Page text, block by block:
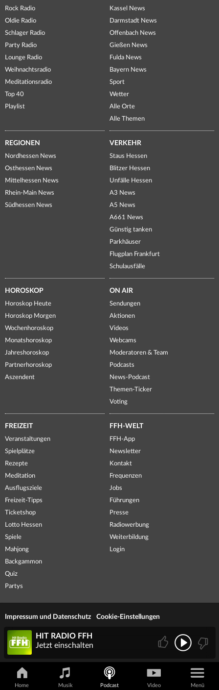
Rock Radio
Oldie Radio
Schlager Radio
Party Radio
Lounge Radio
Weihnachtsradio
Meditationsradio
Top 40
Playlist
Kassel News
Darmstadt News
Offenbach News
Gießen News
Fulda News
Bayern News
Sport
Wetter
Alle Orte
Alle Themen
REGIONEN
Nordhessen News
Osthessen News
Mittelhessen News
Rhein-Main News
Südhessen News
VERKEHR
Staus Hessen
Blitzer Hessen
Unfälle Hessen
A3 News
A5 News
A661 News
Günstig tanken
Parkhäuser
Flugplan Frankfurt
Schulausfälle
HOROSKOP
Horoskop Heute
Horoskop Morgen
Wochenhoroskop
Monatshoroskop
Jahreshoroskop
Partnerhoroskop
Aszendent
ON AIR
Sendungen
Aktionen
Videos
Webcams
Moderatoren & Team
Podcasts
News-Podcast
Themen-Ticker
Voting
FREIZEIT
Veranstaltungen
Spielplätze
Rezepte
Meditation
Ausflugsziele
Freizeit-Tipps
Ticketshop
Lotto Hessen
Spiele
Mahjong
Backgammon
Quiz
Partys
FFH-WELT
FFH-App
Newsletter
Kontakt
Frequenzen
Jobs
Führungen
Presse
Radiowerbung
Weiterbildung
Login
Impressum und Datenschutz Cookie-Einstellungen
Home Musik Podcast Video Menü
HIT RADIO FFH
Jetzt einschalten